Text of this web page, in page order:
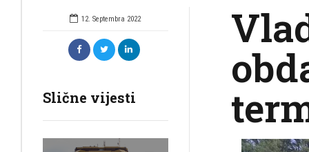
12. Septembra 2022
Slične vijesti